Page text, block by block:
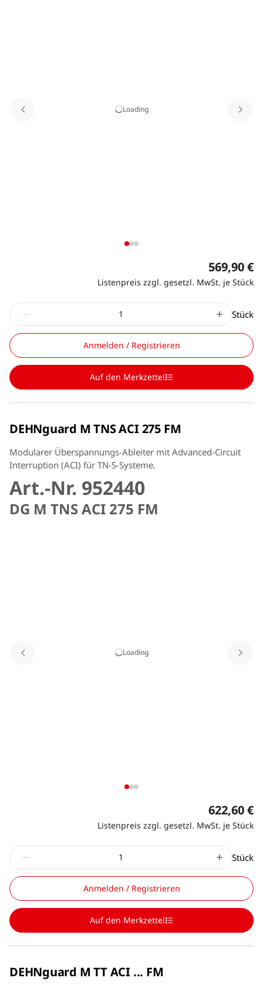
Loading
569,90 €
Listenpreis zzgl. gesetzl. MwSt. je Stück
Stück
Anmelden / Registrieren
Auf den Merkzettel
DEHNguard M TNS ACI 275 FM
Modularer Überspannungs-Ableiter mit Advanced-Circuit
Interruption (ACI) für TN-S-Systeme.
Art.-Nr. 952440
DG M TNS ACI 275 FM
Loading
622,60 €
Listenpreis zzgl. gesetzl. MwSt. je Stück
Stück
Anmelden / Registrieren
Auf den Merkzettel
DEHNguard M TT ACI ... FM